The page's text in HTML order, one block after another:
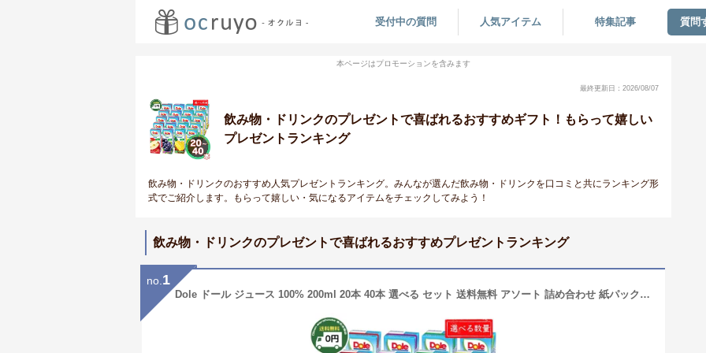
受付中の質問 人気アイテム 特集記事 質問
本ページはプロモーションを含みます
最終更新日：2026/08/07
飲み物・ドリンクのプレゼントで喜ばれるおすすめギフト！もらって嬉しい
プレゼントランキング
飲み物・ドリンクのおすすめ人気プレゼントランキング。みんなが選んだ飲み物・ドリンクを口コミと共にランキング形
式でご紹介します。もらって嬉しい・気になるアイテムをチェックしてみよう！
飲み物・ドリンクのプレゼントで喜ばれるおすすめプレゼントランキング
no. 1
Dole ドール ジュース 100% 200ml 20本 40本 選べる セット 送料無料 アソート 詰め合わせ 紙パック オレンジ リンゴ ブドウ ピーチ フルーツ まとめ買い 子供会 景品 クリスマス お正月 卒園 卒業 備蓄 常温保存 仕送り 福袋